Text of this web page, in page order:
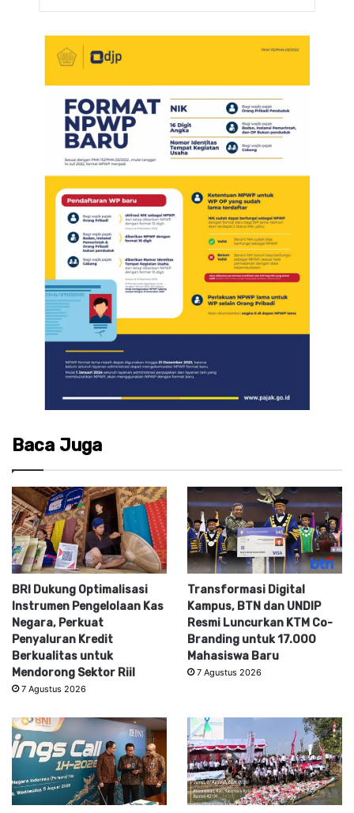
Baca Juga
BRI Dukung Optimalisasi
Instrumen Pengelolaan Kas
Negara, Perkuat
Penyaluran Kredit
Berkualitas untuk
Mendorong Sektor Riil
7 Agustus 2026
Transformasi Digital
Kampus, BTN dan UNDIP
Resmi Luncurkan KTM Co-
Branding untuk 17.000
Mahasiswa Baru
7 Agustus 2026